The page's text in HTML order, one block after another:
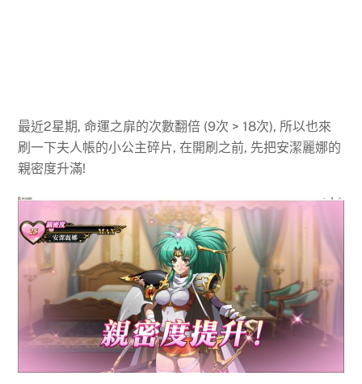
最近2星期, 命運之扉的次數翻倍 (9次 > 18次), 所以也來
刷一下夫人帳的小公主碎片, 在開刷之前, 先把安潔麗娜的
親密度升滿!